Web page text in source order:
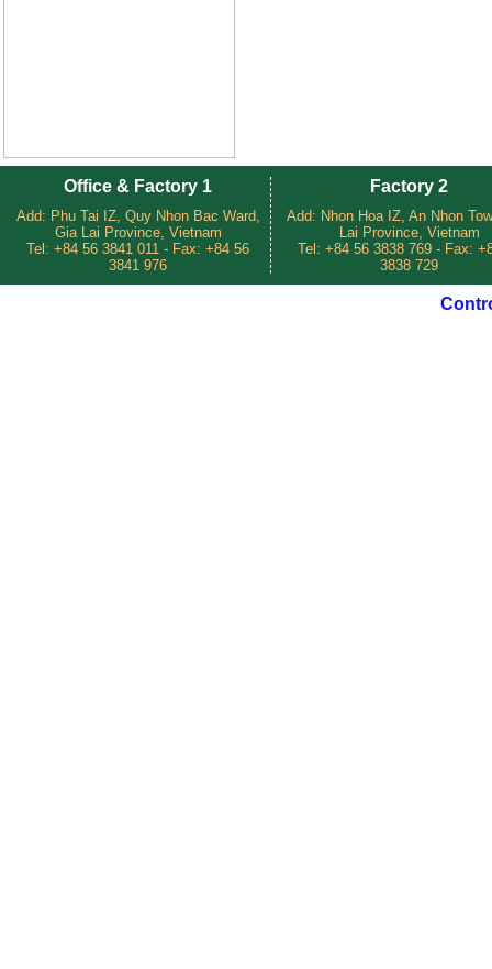
Office & Factory 1
Add: Phu Tai IZ, Quy Nhon Bac Ward,
Gia Lai Province, Vietnam
Tel: +84 56 3841 011 - Fax: +84 56
3841 976
Factory 2
Add: Nhon Hoa IZ, An Nhon
Lai Province, Vietnam
Tel: +84 56 3838 769 - Fax:
3838 729